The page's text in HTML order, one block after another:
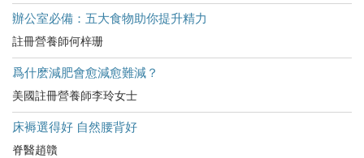
辦公室必備：五大食物助你提升精力
註冊營養師何梓珊
爲什麽減肥會愈減愈難減？
美國註冊營養師李玲女士
床褥選得好 自然腰背好
脊醫趙贛